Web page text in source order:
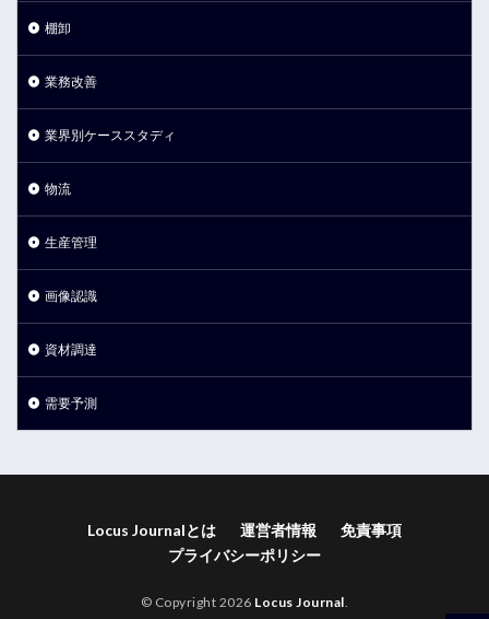
棚卸
業務改善
業界別ケーススタディ
物流
生産管理
画像認識
資材調達
需要予測
Locus Journalとは 運営者情報
免責事項
プライバシーポリシー
© Copyright 2026 Locus Journal.